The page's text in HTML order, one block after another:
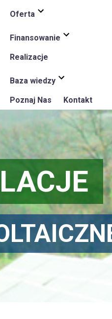
Oferta
Finansowanie
Realizacje
Baza wiedzy
Poznaj Nas Kontakt